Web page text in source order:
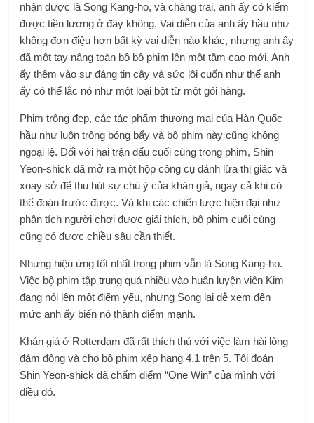
nhận được là Song Kang-ho, và chàng trai, anh ấy có kiếm
được tiền lương ở đây không. Vai diễn của anh ấy hầu như
không đơn điệu hơn bất kỳ vai diễn nào khác, nhưng anh ấy
đã một tay nâng toàn bộ bộ phim lên một tầm cao mới. Anh
ấy thêm vào sự đáng tin cậy và sức lôi cuốn như thể anh
ấy có thể lắc nó như một loại bột từ một gói hàng.
Phim trông đẹp, các tác phẩm thương mại của Hàn Quốc
hầu như luôn trông bóng bẩy và bộ phim này cũng không
ngoại lệ. Đối với hai trận đấu cuối cùng trong phim, Shin
Yeon-shick đã mở ra một hộp công cụ đánh lừa thị giác và
xoay sở để thu hút sự chú ý của khán giả, ngay cả khi có
thể đoán trước được. Và khi các chiến lược hiện đại như
phân tích người chơi được giải thích, bộ phim cuối cùng
cũng có được chiều sâu cần thiết.
Nhưng hiệu ứng tốt nhất trong phim vẫn là Song Kang-ho.
Việc bộ phim tập trung quá nhiều vào huấn luyện viên Kim
đang nói lên một điểm yếu, nhưng Song lại dễ xem đến
mức anh ấy biến nó thành điểm mạnh.
Khán giả ở Rotterdam đã rất thích thú với việc làm hài lòng
đám đông và cho bộ phim xếp hạng 4,1 trên 5. Tôi đoán
Shin Yeon-shick đã chấm điểm “One Win” của mình với
điều đó.